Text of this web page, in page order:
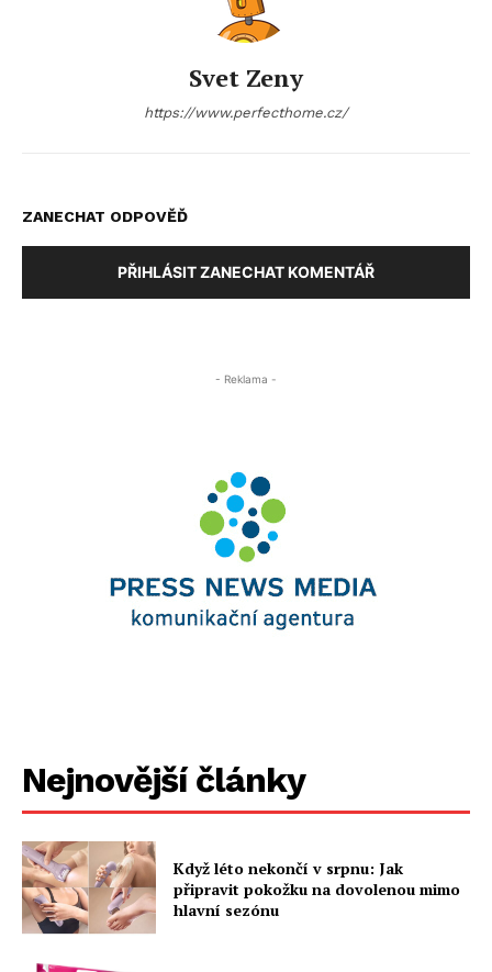
Svet Zeny
https://www.perfecthome.cz/
ZANECHAT ODPOVĚĎ
PŘIHLÁSIT ZANECHAT KOMENTÁŘ
- Reklama -
Nejnovější články
Když léto nekončí v srpnu: Jak
připravit pokožku na dovolenou mimo
hlavní sezónu